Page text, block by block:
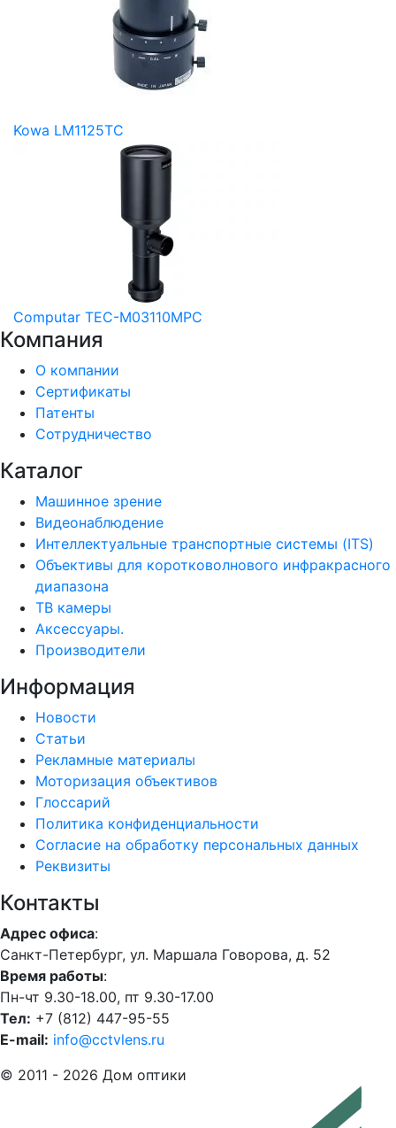
Kowa LM1125TC
Computar TEC-M03110MPC
Компания
О компании
Сертификаты
Патенты
Сотрудничество
Каталог
Машинное зрение
Видеонаблюдение
Интеллектуальные транспортные системы (ITS)
Объективы для коротковолнового инфракрасного
диапазона
ТВ камеры
Аксессуары.
Производители
Информация
Новости
Статьи
Рекламные материалы
Моторизация объективов
Глоссарий
Политика конфиденциальности
Согласие на обработку персональных данных
Реквизиты
Контакты
Адрес офиса:
Санкт-Петербург, ул. Маршала Говорова, д. 52
Время работы:
Пн-чт 9.30-18.00, пт 9.30-17.00
Тел: +7 (812) 447-95-55
E-mail: info@cctvlens.ru
© 2011 - 2026 Дом оптики